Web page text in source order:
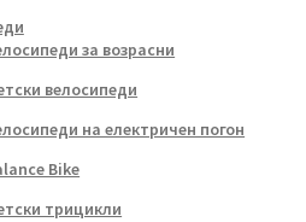
за возрасни
велосипеди
на електричен погон
Bike
трицикли